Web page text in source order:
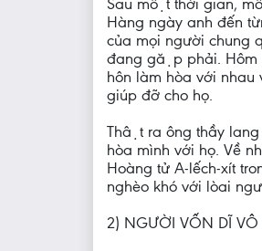
Sau một thời gian,
Hàng ngày anh đến
của mọi người chung
đang gặp phải. Hôm
hôn làm hòa với
giúp đỡ cho họ.
Thật ra ông thầy lang
hòa mình với họ. Về
Hoàng tử A-lếch-xít
nghèo khó với lòai
2) NGƯỜI VỐN DĨ